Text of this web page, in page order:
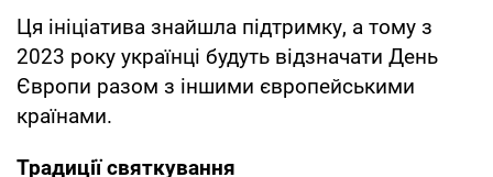
Ця ініціатива знайшла підтримку, а тому з
2023 року українці будуть відзначати День
Європи разом з іншими європейськими
країнами.
Традиції святкування